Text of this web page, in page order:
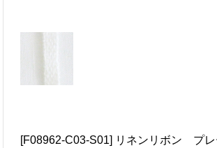
[F08962-C03-S01] リネンリボン プレ